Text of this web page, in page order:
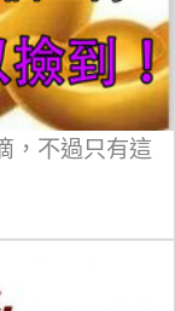
，不過只有這